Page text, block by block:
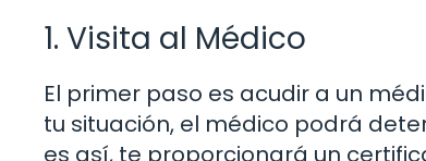
1. Visita al Médico
El primer paso es acudir a un
tu situación, el médico podrá
es así, te proporcionará un